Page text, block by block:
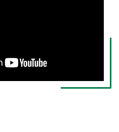
winterfresh : huile
champs sans
huile essentielle de
eucalyptol